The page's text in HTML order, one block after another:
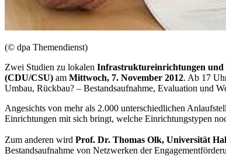
(© dpa Themendienst)
Zwei Studien zu lokalen Infrastruktureinrichtungen und
(CDU/CSU) am Mittwoch, 7. November 2012. Ab 17
Umbau, Rückbau? – Bestandsaufnahme, Evaluation und
Angesichts von mehr als 2.000 unterschiedlichen
Einrichtungen mit sich bringt, welche Einrichtungstypen
Zum anderen wird Prof. Dr. Thomas Olk, Universität
Bestandsaufnahme von Netzwerken der